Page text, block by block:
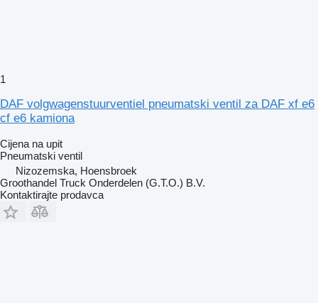
1
DAF volgwagenstuurventiel pneumatski ventil za DAF xf e6
cf e6 kamiona
Cijena na upit
Pneumatski ventil
Nizozemska, Hoensbroek
Groothandel Truck Onderdelen (G.T.O.) B.V.
Kontaktirajte prodavca